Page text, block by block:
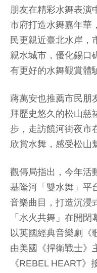
朋友在精彩水舞表演
市府打造水舞嘉年華
民更親近臺北水岸，
親水城市，優化錫口
有更好的水舞觀賞體
蔣萬安也推薦市民朋
拜歷史悠久的松山慈
步，走訪饒河街夜市
欣賞水舞，感受松山
觀傳局指出，今年活
基隆河「雙水舞」平
音樂曲目，打造沉浸
「水火共舞」在開
以英國經典音樂劇《
由美國《捍衛戰士》
《REBEL HEART